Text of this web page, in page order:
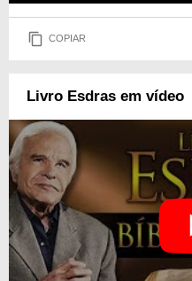
COPIAR
Livro Esdras em vídeo